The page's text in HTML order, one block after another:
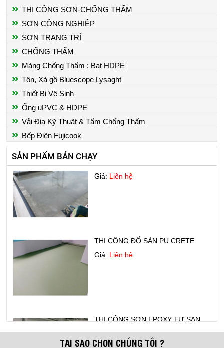
THI CÔNG SƠN-CHỐNG THẤM
SƠN CÔNG NGHIỆP
SƠN TRANG TRÍ
CHỐNG THẤM
Màng Chống Thấm : Bạt HDPE
Tôn, Xà gồ Bluescope Lysaght
Thiết Bị Vệ Sinh
Ống uPVC & HDPE
Vải Địa Kỹ Thuật & Tấm Chống Thấm
Bếp Điện Fujicook
SẢN PHẨM BÁN CHẠY
THI CÔNG SƠN EPOXY NHÀ
CHỐNG THẤM SÀN MÁI
Giá: Liên hệ
THI CÔNG ĐỔ SÀN PU CRETE
Giá: Liên hệ
THI CÔNG SƠN EPOXY TỰ SAN
PHẲNG
Giá:Liên hệ
TẠI SAO CHỌN CHÚNG TÔI ?